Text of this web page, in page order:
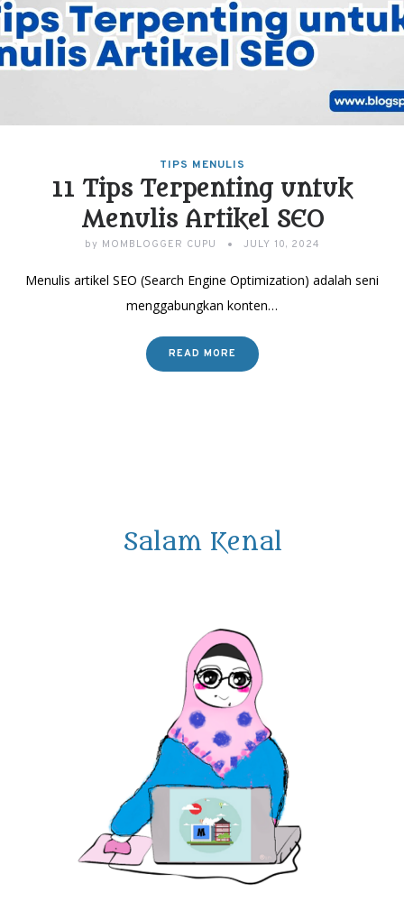
TIPS MENULIS
11 Tips Terpenting untuk
Menulis Artikel SEO
by MOMBLOGGER CUPU JULY 10, 2024
Menulis artikel SEO (Search Engine Optimization) adalah seni
menggabungkan konten…
READ MORE
Salam Kenal